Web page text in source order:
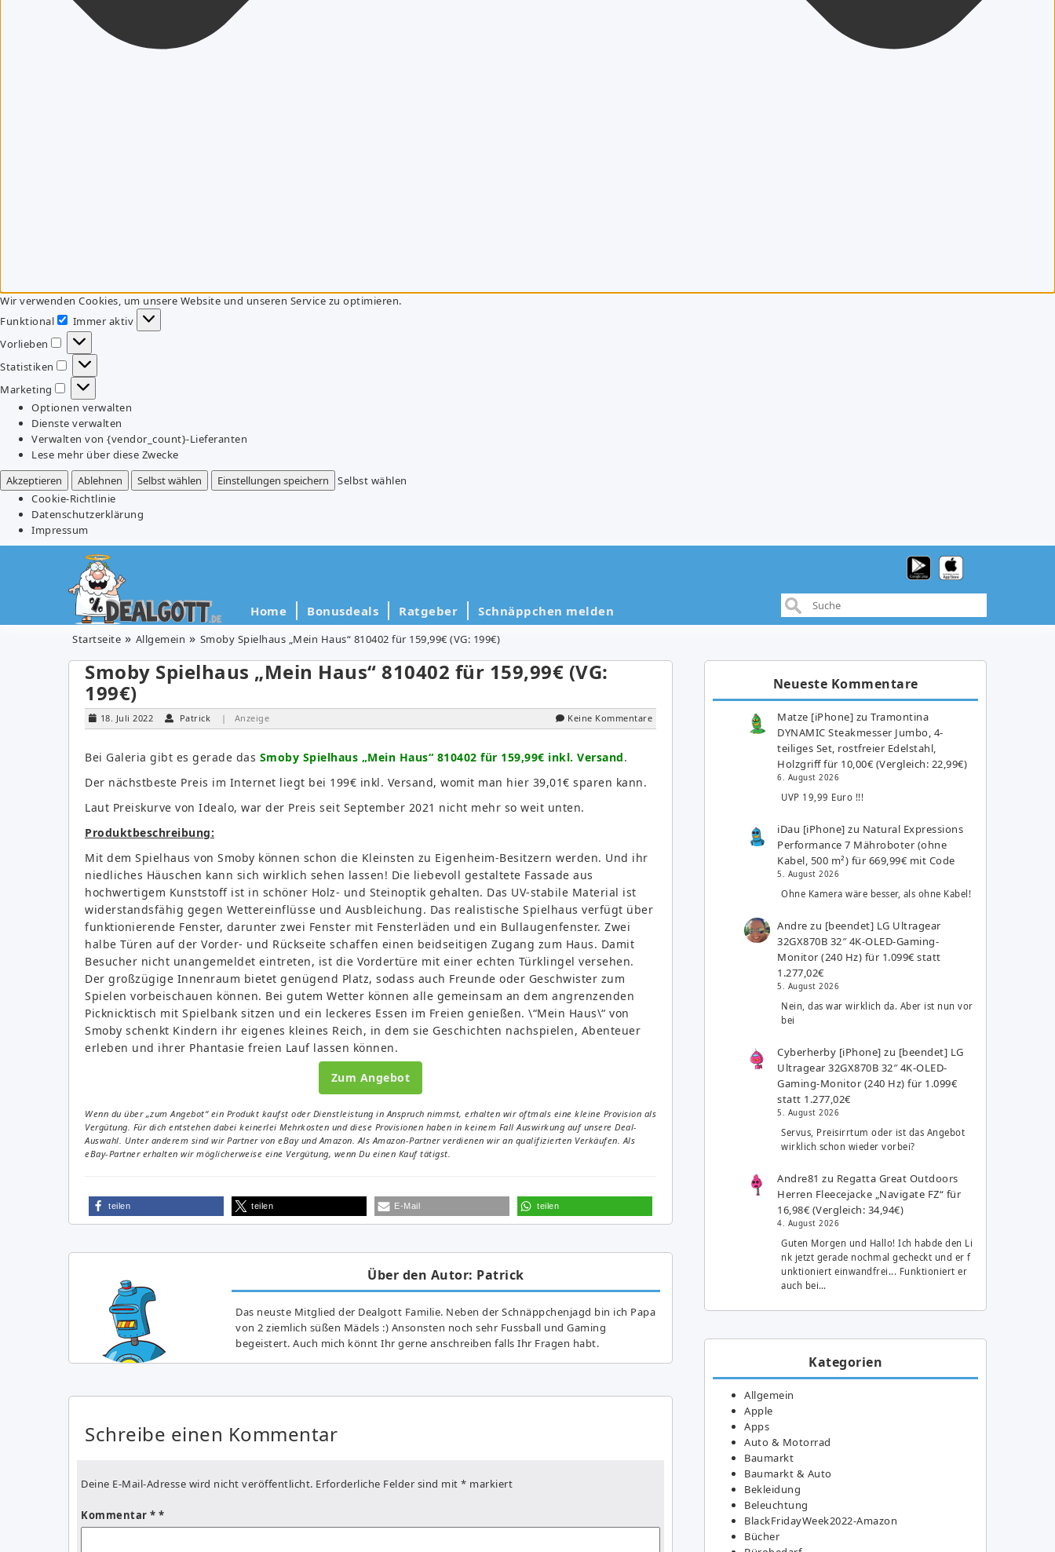
Wir verwenden Cookies, um unsere Website und unseren Service zu optimieren.
Funktional
Funktional
Immer aktiv
Vorlieben
Vorlieben
Statistiken
Statistiken
Marketing
Marketing
Optionen verwalten
Dienste verwalten
Verwalten von {vendor_count}-Lieferanten
Lese mehr über diese Zwecke
Akzeptieren
Ablehnen Selbst wählen Einstellungen speichern
Selbst wählen
Cookie-Richtlinie
Datenschutzerklärung
Impressum
Home Bonusdeals Ratgeber Schnäppchen melden
Startseite Allgemein Smoby Spielhaus „Mein Haus“ 810402 für 159,99€ (VG: 199€)
Smoby Spielhaus „Mein Haus“ 810402 für 159,99€ (VG:
199€)
18. Juli 2022 Patrick | Anzeige Keine Kommentare
Bei Galeria gibt es gerade das Smoby Spielhaus „Mein Haus“ 810402 für 159,99€ inkl. Versand.
Der nächstbeste Preis im Internet liegt bei 199€ inkl. Versand, womit man hier 39,01€ sparen kann.
Laut Preiskurve von Idealo, war der Preis seit September 2021 nicht mehr so weit unten.
Produktbeschreibung:
Mit dem Spielhaus von Smoby können schon die Kleinsten zu Eigenheim-Besitzern werden. Und ihr
niedliches Häuschen kann sich wirklich sehen lassen! Die liebevoll gestaltete Fassade aus
hochwertigem Kunststoff ist in schöner Holz- und Steinoptik gehalten. Das UV-stabile Material ist
widerstandsfähig gegen Wettereinflüsse und Ausbleichung. Das realistische Spielhaus verfügt über
funktionierende Fenster, darunter zwei Fenster mit Fensterläden und ein Bullaugenfenster. Zwei
halbe Türen auf der Vorder- und Rückseite schaffen einen beidseitigen Zugang zum Haus. Damit
Besucher nicht unangemeldet eintreten, ist die Vordertüre mit einer echten Türklingel versehen.
Der großzügige Innenraum bietet genügend Platz, sodass auch Freunde oder Geschwister zum
Spielen vorbeischauen können. Bei gutem Wetter können alle gemeinsam an dem angrenzenden
Picknicktisch mit Spielbank sitzen und ein leckeres Essen im Freien genießen. \“Mein Haus\“ von
Smoby schenkt Kindern ihr eigenes kleines Reich, in dem sie Geschichten nachspielen, Abenteuer
erleben und ihrer Phantasie freien Lauf lassen können.
Zum Angebot
Wenn du über „zum Angebot“ ein Produkt kaufst oder Dienstleistung in Anspruch nimmst, erhalten wir oftmals eine kleine Provision als
Vergütung. Für dich entstehen dabei keinerlei Mehrkosten und diese Provisionen haben in keinem Fall Auswirkung auf unsere Deal-
Auswahl. Unter anderem sind wir Partner von eBay und Amazon. Als Amazon-Partner verdienen wir an qualifizierten Verkäufen. Als
eBay-Partner erhalten wir möglicherweise eine Vergütung, wenn Du einen Kauf tätigst.
teilen teilen E-Mail teilen
Über den Autor: Patrick
Das neuste Mitglied der Dealgott Familie. Neben der Schnäppchenjagd bin ich Papa
von 2 ziemlich süßen Mädels :) Ansonsten noch sehr Fussball und Gaming
begeistert. Auch mich könnt Ihr gerne anschreiben falls Ihr Fragen habt.
Schreibe einen Kommentar
Deine E-Mail-Adresse wird nicht veröffentlicht. Erforderliche Felder sind mit * markiert
Kommentar *
Neueste Kommentare
Matze [iPhone] zuTramontina
DYNAMIC Steakmesser Jumbo, 4-
teiliges Set, rostfreier Edelstahl,
Holzgriff für 10,00€ (Vergleich: 22,99€)
6. August 2026
UVP 19,99 Euro !!!
iDau [iPhone] zu Natural Expressions
Performance 7 Mähroboter (ohne
Kabel, 500 m²) für 669,99€ mit Code
5. August 2026
Ohne Kamera wäre besser, als ohne Kabel!
Andre zu [beendet] LG Ultragear
32GX870B 32″ 4K-OLED-Gaming-
Monitor (240 Hz) für 1.099€ statt
1.277,02€
5. August 2026
Nein, das war wirklich da. Aber ist nun vor
bei
Cyberherby [iPhone] zu [beendet] LG
Ultragear 32GX870B 32″ 4K-OLED-
Gaming-Monitor (240 Hz) für 1.099€
statt 1.277,02€
5. August 2026
Servus, Preisirrtum oder ist das Angebot
wirklich schon wieder vorbei?
Andre81 zu Regatta Great Outdoors
Herren Fleecejacke „Navigate FZ“ für
16,98€ (Vergleich: 34,94€)
4. August 2026
Guten Morgen und Hallo! Ich habde den Li
nk jetzt gerade nochmal gecheckt und er f
unktioniert einwandfrei... Funktioniert er
auch bei…
Kategorien
Allgemein
Apple
Apps
Auto & Motorrad
Baumarkt
Baumarkt & Auto
Bekleidung
Beleuchtung
BlackFridayWeek2022-Amazon
Bücher